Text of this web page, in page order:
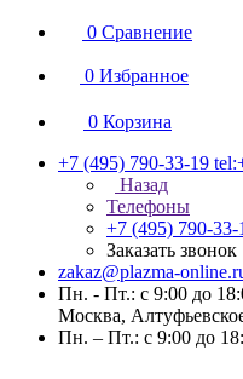
0 Сравнение
0 Избранное
0 Корзина
+7 (495) 790-33-19
Назад
Телефоны
+7 (495) 790-33-
Заказать звонок
zakaz@plazma-
Пн. - Пт.: с 9:00 до
Москва,
Пн. – Пт.: с 9:00 до